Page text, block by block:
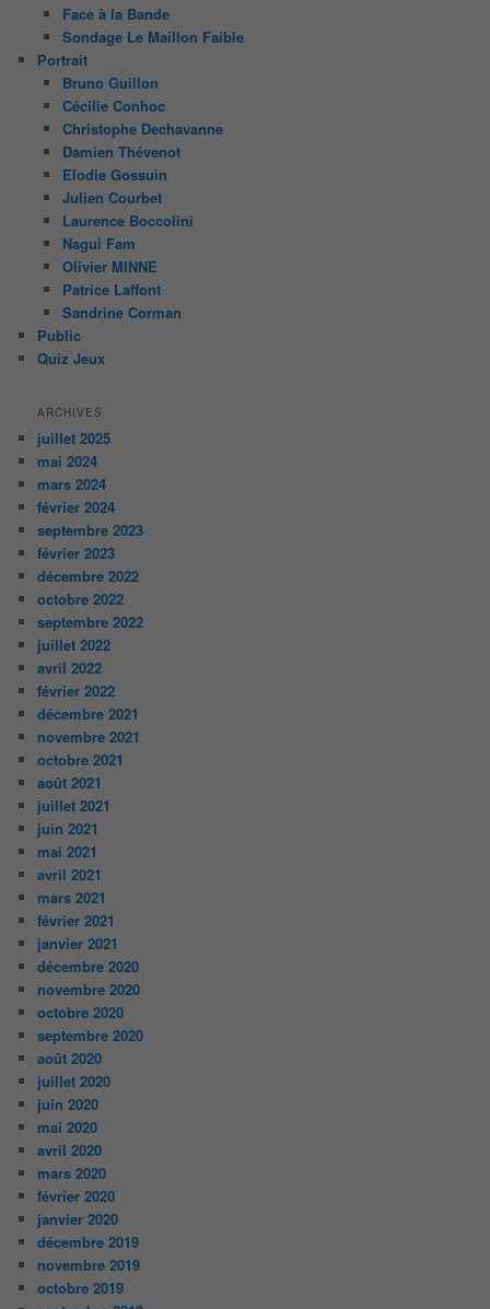
Face à la Bande
Sondage Le Maillon Faible
Portrait
Bruno Guillon
Cécilie Conhoc
Christophe Dechavanne
Damien Thévenot
Elodie Gossuin
Julien Courbet
Laurence Boccolini
Nagui Fam
Olivier MINNE
Patrice Laffont
Sandrine Corman
Public
Quiz Jeux
ARCHIVES
juillet 2025
mai 2024
mars 2024
février 2024
septembre 2023
février 2023
décembre 2022
octobre 2022
septembre 2022
juillet 2022
avril 2022
février 2022
décembre 2021
novembre 2021
octobre 2021
août 2021
juillet 2021
juin 2021
mai 2021
avril 2021
mars 2021
février 2021
janvier 2021
décembre 2020
novembre 2020
octobre 2020
septembre 2020
août 2020
juillet 2020
juin 2020
mai 2020
avril 2020
mars 2020
février 2020
janvier 2020
décembre 2019
novembre 2019
octobre 2019